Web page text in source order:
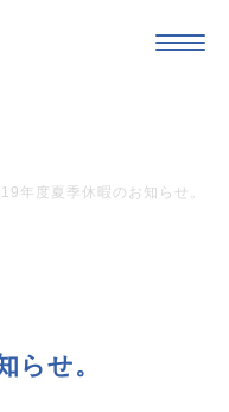
年度夏季休暇のお知らせ。
らせ。